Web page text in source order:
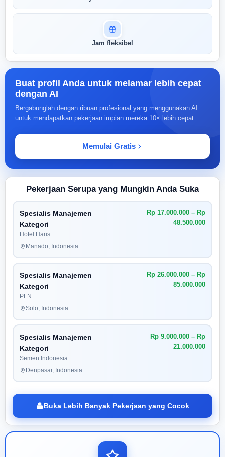
Jam fleksibel
Buat profil Anda untuk melamar lebih cepat
dengan AI
Bergabunglah dengan ribuan profesional yang menggunakan AI
untuk mendapatkan pekerjaan impian mereka 10× lebih cepat
Memulai Gratis
Pekerjaan Serupa yang Mungkin Anda Suka
Spesialis Manajemen
Kategori
Hotel Haris
Rp 17.000.000 – Rp
48.500.000
Manado, Indonesia
Spesialis Manajemen
Kategori
PLN
Rp 26.000.000 – Rp
85.000.000
Solo, Indonesia
Spesialis Manajemen
Kategori
Semen Indonesia
Rp 9.000.000 – Rp
21.000.000
Denpasar, Indonesia
Buka Lebih Banyak Pekerjaan yang Cocok